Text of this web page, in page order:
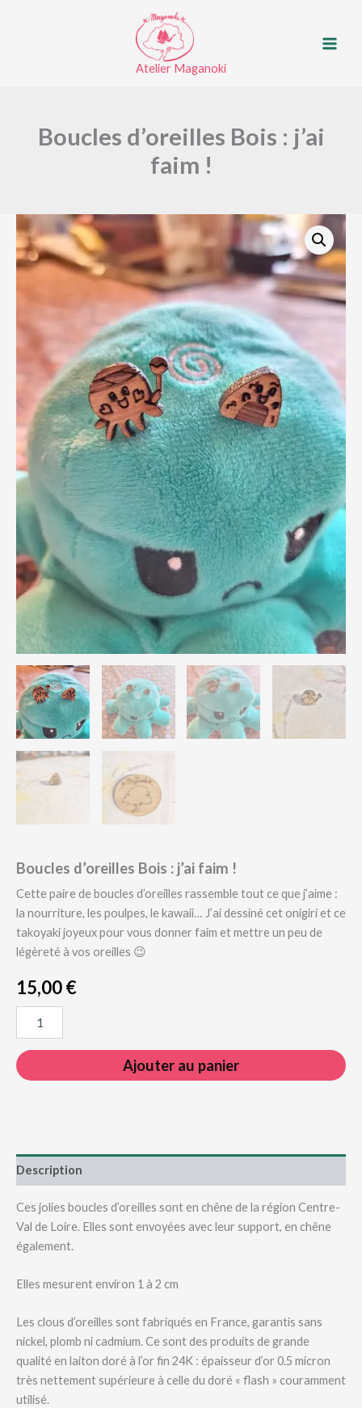
Atelier Maganoki
Boucles d’oreilles Bois : j’ai
faim !
Boucles d’oreilles Bois : j’ai faim !
Cette paire de boucles d’oreilles rassemble tout ce que j’aime :
la nourriture, les poulpes, le kawaii… J’ai dessiné cet onigiri et ce
takoyaki joyeux pour vous donner faim et mettre un peu de
légèreté à vos oreilles 😉
15,00€
d’oreilles
Bois
Ajouter au panier
Description
Ces jolies boucles d’oreilles sont en chêne de la région Centre-
Val de Loire. Elles sont envoyées avec leur support, en chêne
également.
Elles mesurent environ 1 à 2 cm
Les clous d’oreilles sont fabriqués en France, garantis sans
nickel, plomb ni cadmium. Ce sont des produits de grande
qualité en laiton doré à l’or fin 24K : épaisseur d’or 0.5 micron
très nettement supérieure à celle du doré « flash » couramment
utilisé.